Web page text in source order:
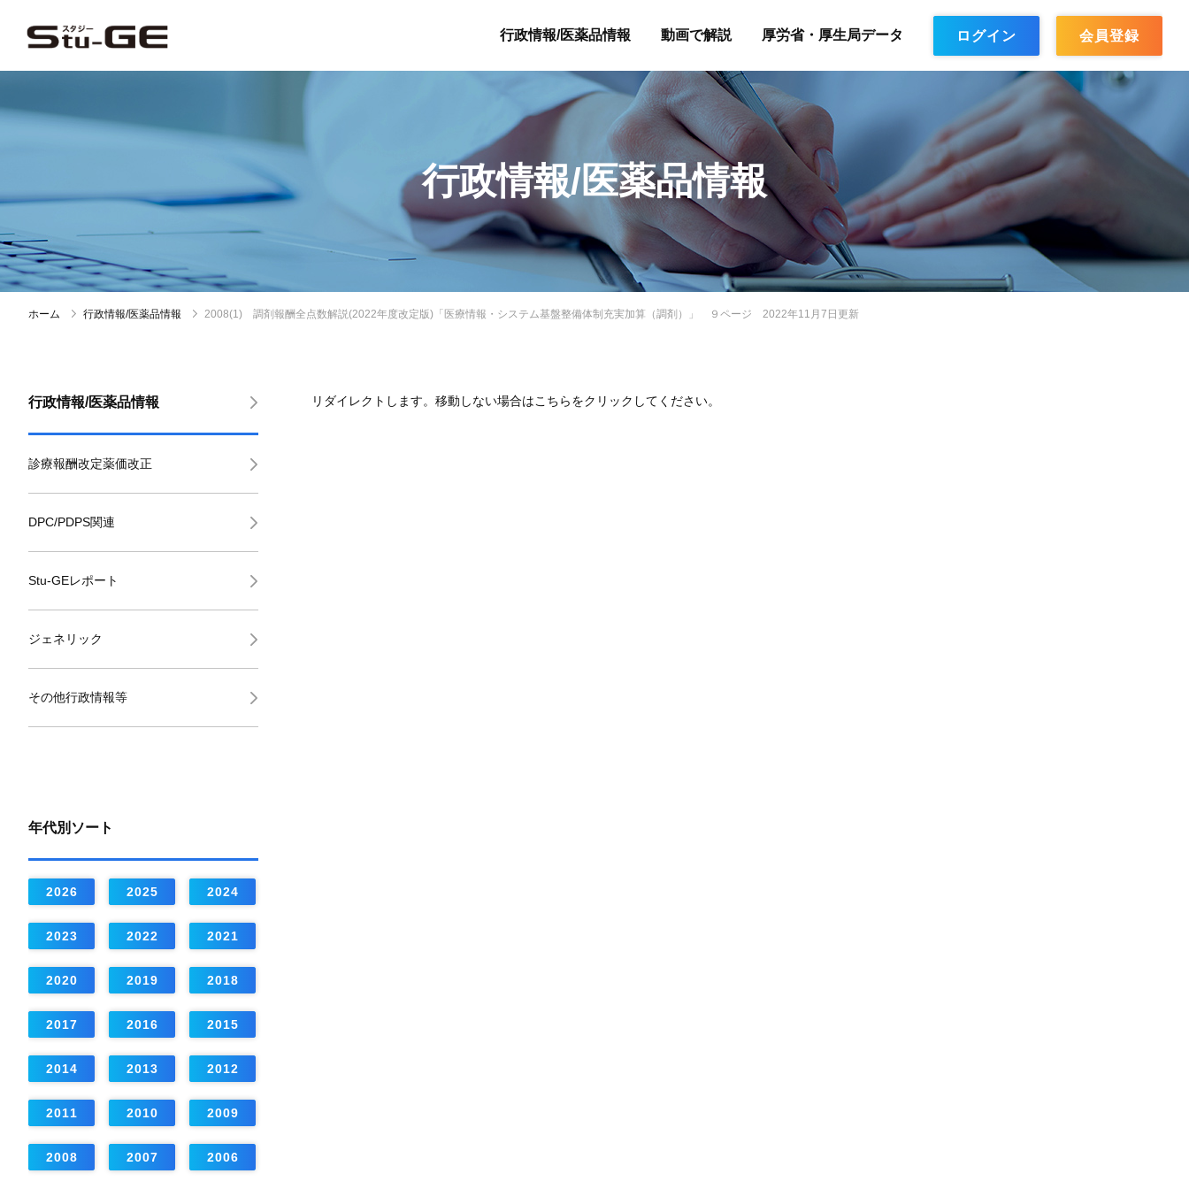
行政情報/医薬品情報 動画で解説 厚労省・厚生局データ ログイン 会員登録
行政情報/医薬品情報
ホーム 行政情報/医薬品情報 2008(1) 調剤報酬全点数解説(2022年度改定版)「医療情報・システム基盤整備体制充実加算（調剤）」 ９ページ 2022年11月7日更新
リダイレクトします。移動しない場合はこちらをクリックしてください。
行政情報/医薬品情報
診療報酬改定薬価改正
DPC/PDPS関連
Stu-GEレポート
ジェネリック
その他行政情報等
年代別ソート
2026 2025 2024
2023 2022 2021
2020 2019 2018
2017 2016 2015
2014 2013 2012
2011 2010 2009
2008 2007 2006